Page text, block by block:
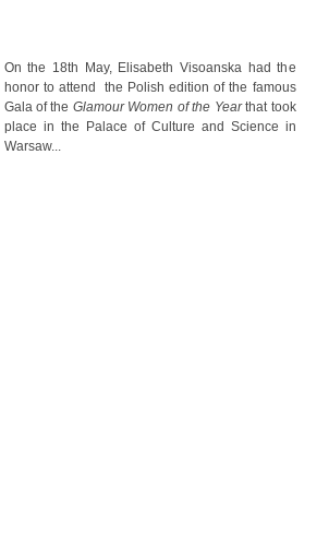
On the 18th May, Elisabeth Visoanska had the
honor to attend the Polish edition of the famous
Gala of the Glamour Women of the Yearthat took
place in the Palace of Culture and Science in
Warsaw...